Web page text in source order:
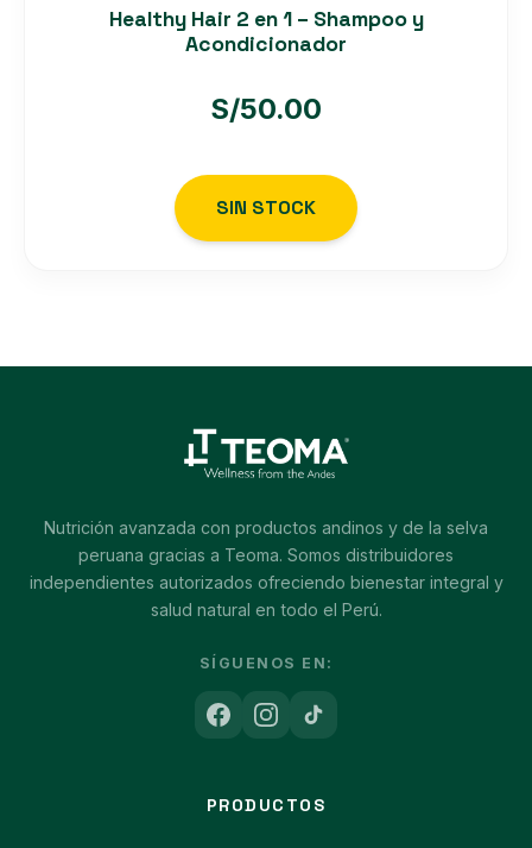
Healthy Hair 2 en 1 – Shampoo y
Acondicionador
S/50.00
SIN STOCK
Nutrición avanzada con productos andinos y de la selva
peruana gracias a Teoma. Somos distribuidores
independientes autorizados ofreciendo bienestar integral y
salud natural en todo el Perú.
SÍGUENOS EN:
PRODUCTOS